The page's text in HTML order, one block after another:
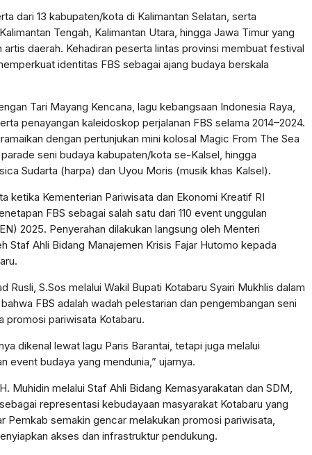
dari 13 kabupaten/kota di Kalimantan Selatan, serta
Tengah, Kalimantan Utara, hingga Jawa Timur yang
artis daerah. Kehadiran peserta lintas provinsi membuat festival
identitas FBS sebagai ajang budaya berskala
Tari Mayang Kencana, lagu kebangsaan Indonesia Raya,
penayangan kaleidoskop perjalanan FBS selama 2014–2024.
dengan pertunjukan mini kolosal Magic From The Sea
seni budaya kabupaten/kota se-Kalsel, hingga
Sudarta (harpa) dan Uyou Moris (musik khas Kalsel).
ketika Kementerian Pariwisata dan Ekonomi Kreatif RI
FBS sebagai salah satu dari 110 event unggulan
2025. Penyerahan dilakukan langsung oleh Menteri
Staf Ahli Bidang Manajemen Krisis Fajar Hutomo kepada
Rusli, S.Sos melalui Wakil Bupati Kotabaru Syairi Mukhlis dalam
FBS adalah wadah pelestarian dan pengembangan seni
promosi pariwisata Kotabaru.
dikenal lewat lagu Paris Barantai, tetapi juga melalui
event budaya yang mendunia,” ujarnya.
Muhidin melalui Staf Ahli Bidang Kemasyarakatan dan SDM,
representasi kebudayaan masyarakat Kotabaru yang
Pemkab semakin gencar melakukan promosi pariwisata,
akses dan infrastruktur pendukung.